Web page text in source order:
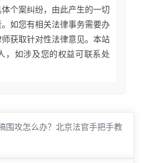
个案纠纷，由此产生的一切
如您有相关法律事务需要办
获取针对性法律意见。本站
，如涉及您的权益可联系处
围攻怎么办？北京法官手把手教